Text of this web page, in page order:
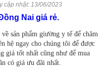
cập nhật: 13/06/2023
Nai giá rẻ.
sản phẩm giường y tế để chăm
hệ ngay cho chúng tôi để được
giá tốt nhất cũng như để mua
có giá ưu đãi nhất.